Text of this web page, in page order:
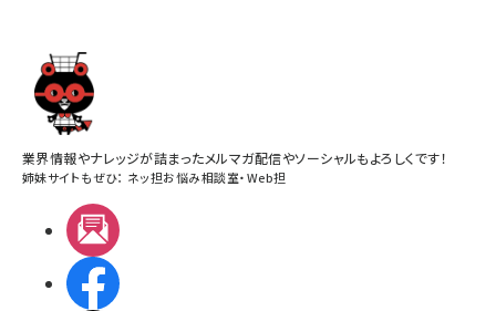
業界情報やナレッジが詰まったメルマガ配信やソーシャルもよろしくです！
姉妹サイトもぜひ： ネッ担お悩み相談室・Web担